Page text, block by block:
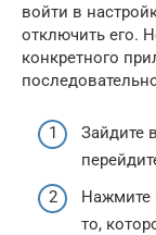
войти в
отключить его.
конкретного
Зайдите
Нажмите
то,